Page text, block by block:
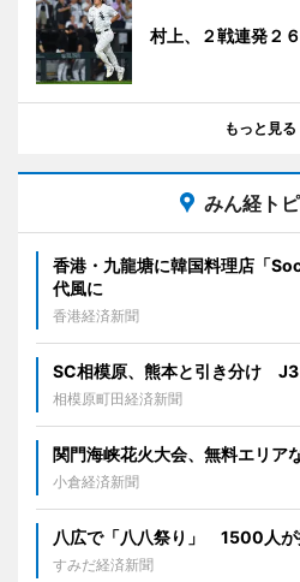
村上、２戦連発２
もっと見る
みん経ト
香港・九龍塘に韓国料理店「
代風に
香港経済新聞
SC相模原、熊本と引き分け J3
相模原町田経済新聞
関門海峡花火大会、無料エリア
小倉経済新聞
八広で「八八祭り」 1500人が
すみだ経済新聞